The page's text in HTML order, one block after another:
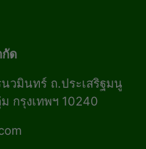
กัด
วมินทร์ ถ.ประเสริฐมนู
กรุงเทพฯ 10240